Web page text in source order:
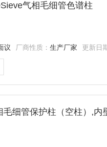
气相毛细管色谱柱
议 厂商性质： 生产厂家 更新日
细管保护柱（空柱）,内